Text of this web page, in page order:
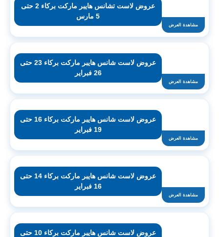
مشاهدة العرض
عروض لاست تشانس هايبر ماركت بركاء 2 حتى
5 مارس
مشاهدة العرض
عروض لاست شانس هايبر ماركت بركاء 23 حتى
26 فبراير
مشاهدة العرض
عروض لاست شانس هايبر ماركت بركاء 16 حتى
19 فبراير
مشاهدة العرض
عروض لاست شانس هايبر ماركت بركاء 14 حتى
16 فبراير
عروض لاست شانس هايبر ماركت بركاء 10 حتى